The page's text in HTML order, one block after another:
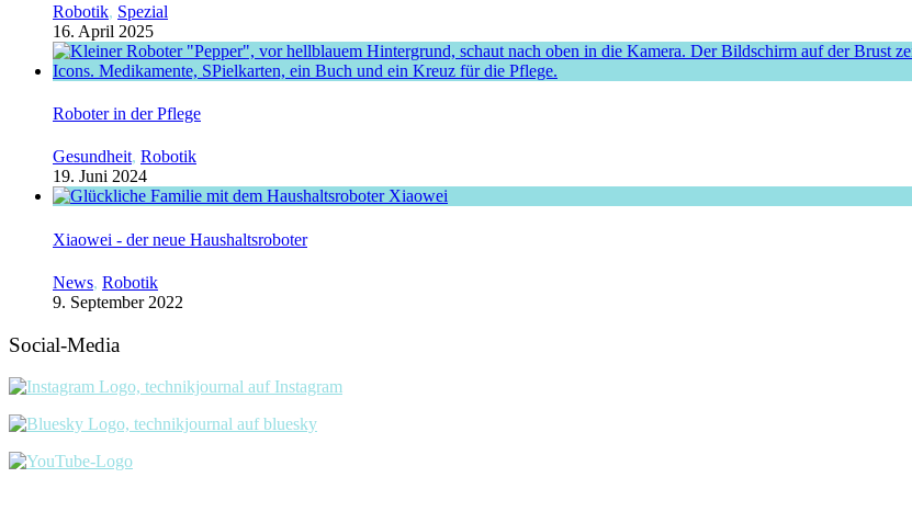
Robotik, Spezial
16. April 2025
Roboter in der Pflege
Gesundheit, Robotik
19. Juni 2024
Xiaowei - der neue Haushaltsroboter
News, Robotik
9. September 2022
Social-Media